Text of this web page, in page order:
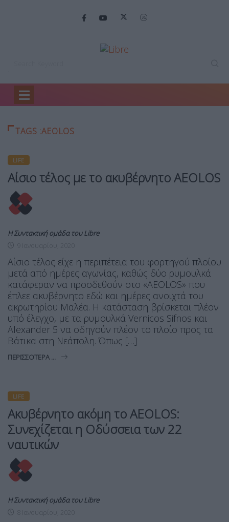
Home
TAGS :AEOLOS
LIFE
Αίσιο τέλος με το ακυβέρνητο ΑΕOLOS
Η Συντακτική ομάδα του Libre
Αίσιο τέλος είχε η περιπέτεια του φορτηγού πλοίου
μετά από ημέρες αγωνίας, καθώς δύο ρυμουλκά
κατάφεραν να προσδεθούν στο «ΑΕOLOS» που
έπλεε ακυβέρνητο εδώ και ημέρες ανοιχτά του
ακρωτηρίου Μαλέα. Η κατάσταση βρίσκεται πλέον
υπό έλεγχο, με τα ρυμουλκά Vernicos Sifnos και
Alexander 5 να οδηγούν πλέον το πλοίο προς τα
Βάτικα στη Νεάπολη. Όπως […]
ΠΕΡΙΣΣΌΤΕΡΑ ...
LIFE
Ακυβέρνητο ακόμη το AEOLOS:
Συνεχίζεται η Οδύσσεια των 22
ναυτικών
Η Συντακτική ομάδα του Libre